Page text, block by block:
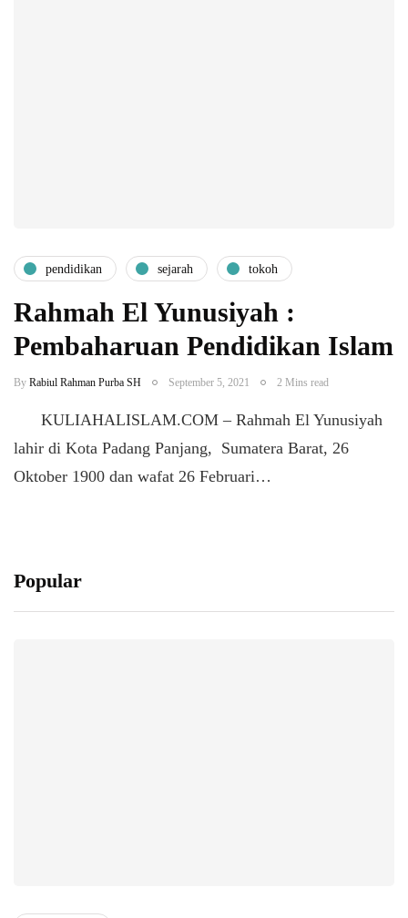
pendidikan sejarah tokoh
Rahmah El Yunusiyah :
Pembaharuan Pendidikan Islam
By Rabiul Rahman Purba SH September 5, 2021 2 Mins read
KULIAHALISLAM.COM – Rahmah El Yunusiyah
lahir di Kota Padang Panjang, Sumatera Barat, 26
Oktober 1900 dan wafat 26 Februari…
Popular